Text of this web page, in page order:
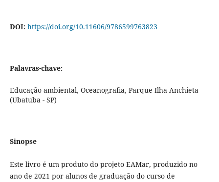
DOI: https://doi.org/10.11606/9786599763823
Palavras-chave:
Educação ambiental, Oceanografia, Parque Ilha Anchieta
(Ubatuba - SP)
Sinopse
Este livro é um produto do projeto EAMar, produzido no
ano de 2021 por alunos de graduação do curso de